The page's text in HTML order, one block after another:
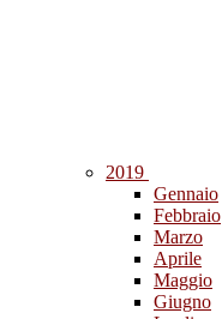
2019
Gennaio
Febbraio
Marzo
Aprile
Maggio
Giugno